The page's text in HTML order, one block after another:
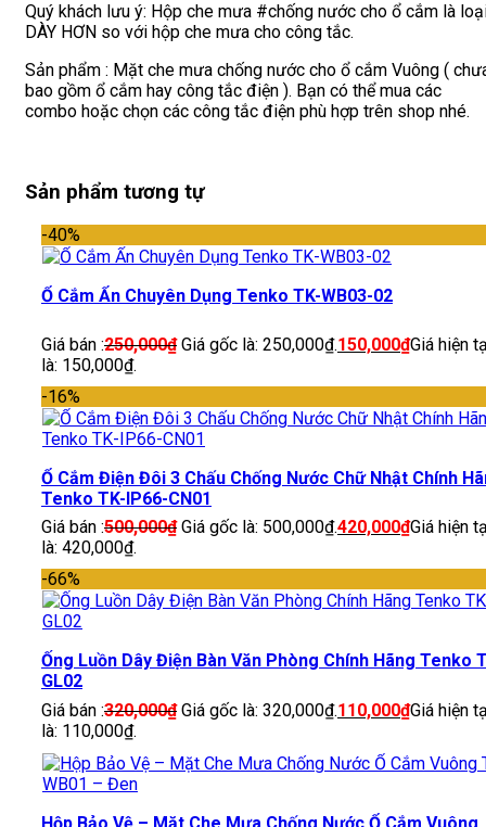
Quý khách lưu ý: Hộp che mưa #chống nước cho ổ cắm là
DÀY HƠN so với hộp che mưa cho công tắc.
Sản phẩm : Mặt che mưa chống nước cho ổ cắm Vuông (
bao gồm ổ cắm hay công tắc điện ). Bạn có thể mua các
combo hoặc chọn các công tắc điện phù hợp trên shop nhé.
Sản phẩm tương tự
-40%
Ổ Cắm Ẩn Chuyên Dụng Tenko TK-WB03-02
Giá bán :250,000₫ Giá gốc là: 250,000₫.150,000₫Giá hiện
là: 150,000₫.
-16%
Ổ Cắm Điện Đôi 3 Chấu Chống Nước Chữ Nhật Chính
Tenko TK-IP66-CN01
Giá bán :500,000₫ Giá gốc là: 500,000₫.420,000₫Giá hiện
là: 420,000₫.
-66%
Ống Luồn Dây Điện Bàn Văn Phòng Chính Hãng Tenko
GL02
Giá bán :320,000₫ Giá gốc là: 320,000₫.110,000₫Giá hiện
là: 110,000₫.
Hộp Bảo Vệ – Mặt Che Mưa Chống Nước Ổ Cắm Vuông